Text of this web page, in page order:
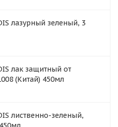
лазурный зеленый, 3
лак защитный от
(Китай) 450мл
лиственно-зеленый,